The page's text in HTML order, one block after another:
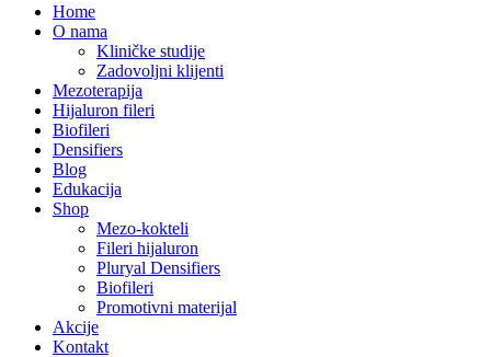
Home
O nama
Kliničke studije
Zadovoljni klijenti
Mezoterapija
Hijaluron fileri
Biofileri
Densifiers
Blog
Edukacija
Shop
Mezo-kokteli
Fileri hijaluron
Pluryal Densifiers
Biofileri
Promotivni materijal
Akcije
Kontakt